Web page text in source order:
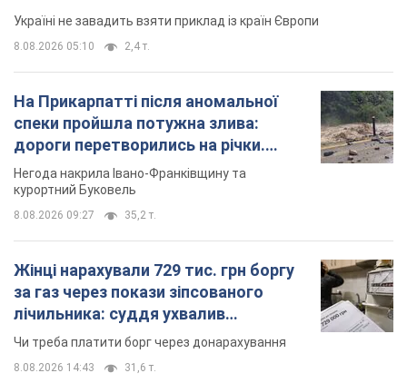
Україні не завадить взяти приклад із країн Європи
8.08.2026 05:10 2,4 т.
На Прикарпатті після аномальної
спеки пройшла потужна злива:
дороги перетворились на річки.
Відео
Негода накрила Івано-Франківщину та
курортний Буковель
8.08.2026 09:27 35,2 т.
Жінці нарахували 729 тис. грн боргу
за газ через покази зіпсованого
лічильника: суддя ухвалив
неочікуване рішення
Чи треба платити борг через донарахування
8.08.2026 14:43 31,6 т.